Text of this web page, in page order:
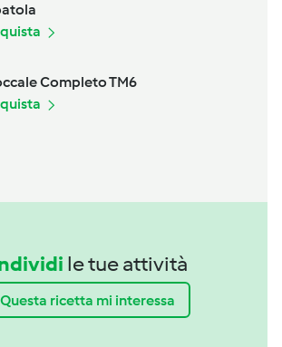
Completo TM6
le tue attività
Questa ricetta mi interessa